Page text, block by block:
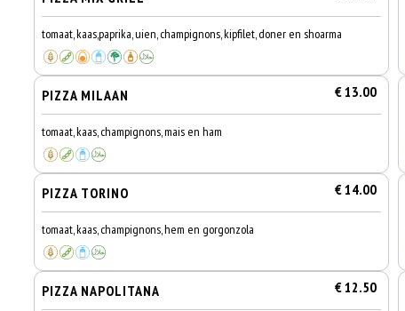
tomaat, kaas,paprika, uien, champignons, kipfilet, doner en shoarma
PIZZA MILAAN € 13.00
tomaat, kaas, champignons, mais en ham
PIZZA TORINO € 14.00
tomaat, kaas, champignons, hem en gorgonzola
PIZZA NAPOLITANA € 12.50